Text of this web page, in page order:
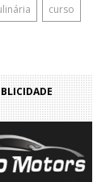
curso